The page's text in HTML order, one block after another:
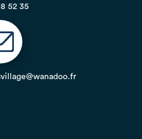
52 35